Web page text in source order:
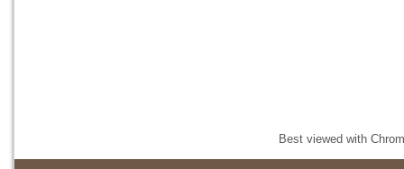
Best viewed with